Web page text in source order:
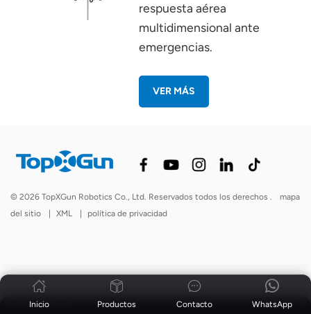
respuesta aérea
multidimensional ante
emergencias.
VER MÁS
Noticias |
© 2026 TopXGun Robotics Co., Ltd. Reservados todos los derechos .
mapa
del sitio
| XML | política de privacidad
Inicio Productos WhatsApp
Contacto